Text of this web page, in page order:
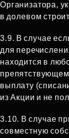
Организатора,
в долевом
3.9. В случае
для
находится в
выплату
из Акции и не
3.10. В случае
совместную